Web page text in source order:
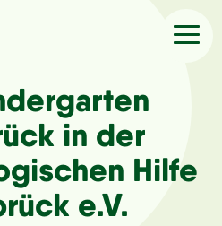
in der
Hilfe
e.V.